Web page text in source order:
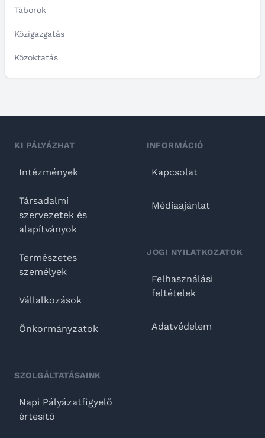
Táborok
Közigazgatás
Közoktatás
KI PÁLYÁZHAT
Intézmények
Társadalmi
szervezetek és
alapítványok
Természetes
személyek
Vállalkozások
Önkormányzatok
SZOLGÁLTATÁSAINK
Napi Pályázatfigyelő
értesítő
INFORMÁCIÓ
Kapcsolat
Médiaajánlat
JOGI NYILATKOZATOK
Felhasználási
feltételek
Adatvédelem